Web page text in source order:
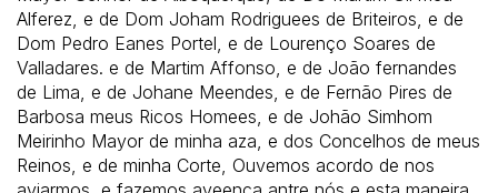
Alferez, e de Dom Joham Rodriguees de Briteiros, e de
Dom Pedro Eanes Portel, e de Lourenço Soares de
Valladares. e de Martim Affonso, e de João fernandes
de Lima, e de Johane Meendes, e de Fernão Pires de
Barbosa meus Ricos Homees, e de Johão Simhom
Meirinho Mayor de minha aza, e dos Concelhos de meus
Reinos, e de minha Corte, Ouvemos acordo de nos